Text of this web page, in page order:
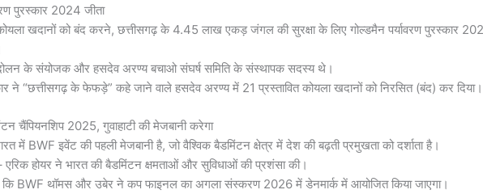
पुरस्कार 2024 जीता
खदानों को बंद करने, छत्तीसगढ़ के 4.45 लाख एकड़ जंगल की सुरक्षा के लिए गोल्डमैन पर्यावरण पुरस्कार
के संयोजक और हसदेव अरण्य बचाओ संघर्ष समिति के संस्थापक सदस्य थे।
“छत्तीसगढ़ के फेफड़े” कहे जाने वाले हसदेव अरण्य में 21 प्रस्तावित कोयला खदानों को निरसित (बंद) कर दिया।
चैंपियनशिप 2025, गुवाहाटी की मेजबानी करेगा
में BWF इवेंट की पहली मेजबानी है, जो वैश्विक बैडमिंटन क्षेत्र में देश की बढ़ती प्रमुखता को दर्शाता है।
होयर ने भारत की बैडमिंटन क्षमताओं और सुविधाओं की प्रशंसा की।
कि BWF थॉमस और उबेर ने कप फाइनल का अगला संस्करण 2026 में डेनमार्क में आयोजित किया जाएगा।